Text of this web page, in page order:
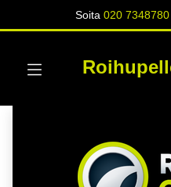
Soita020 7348780